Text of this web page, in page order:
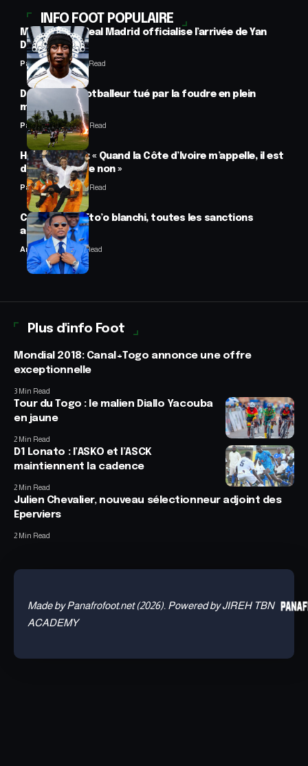
INFO FOOT POPULAIRE
Mercato : Le Real Madrid officialise l’arrivée de Yan
Diomandé
Panafrofoot1 Min Read
Drame : un footballeur tué par la foudre en plein
match
Panafrofoot2 Min Read
Hervé Renard : « Quand la Côte d’Ivoire m’appelle, il est
difficile de dire non »
Panafrofoot2 Min Read
CAF : Samuel Eto’o blanchi, toutes les sanctions
annulées
Anselme AVI2 Min Read
Plus d'info Foot
Mondial 2018: Canal+Togo annonce une offre
exceptionnelle
3 Min Read
Tour du Togo : le malien Diallo Yacouba
en jaune
2 Min Read
D1 Lonato : l’ASKO et l’ASCK
maintiennent la cadence
2 Min Read
Julien Chevalier, nouveau sélectionneur adjoint des
Eperviers
2 Min Read
Made by Panafrofoot.net (2026). Powered by JIREH TBN
ACADEMY